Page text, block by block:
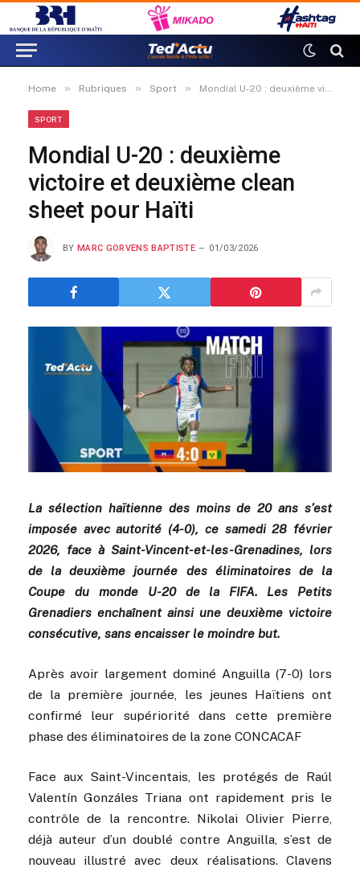
Home » Rubriques » Sport » Mondial U-20 : deuxième victoire et deuxième clean sheet pour Haïti
SPORT
Mondial U-20 : deuxième
victoire et deuxième clean
sheet pour Haïti
BY MARC GORVENS BAPTISTE 01/03/2026
La sélection haïtienne des moins de 20 ans s’est
imposée avec autorité (4-0), ce samedi 28 février
2026, face à Saint-Vincent-et-les-Grenadines, lors
de la deuxième journée des éliminatoires de la
Coupe du monde U-20 de la FIFA. Les Petits
Grenadiers enchaînent ainsi une deuxième victoire
consécutive, sans encaisser le moindre but.
Après avoir largement dominé Anguilla (7-0) lors
de la première journée, les jeunes Haïtiens ont
confirmé leur supériorité dans cette première
phase des éliminatoires de la zone CONCACAF
Face aux Saint-Vincentais, les protégés de Raúl
Valentín Gonzáles Triana ont rapidement pris le
contrôle de la rencontre. Nikolai Olivier Pierre,
déjà auteur d’un doublé contre Anguilla, s’est de
nouveau illustré avec deux réalisations. Clavens